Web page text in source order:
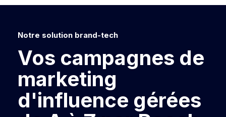
Notre solution brand-tech
Vos campagnes de
marketing
d'influence gérées